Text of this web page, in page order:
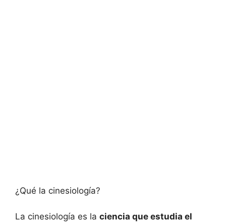
¿Qué la cinesiología?
La cinesiología es la ciencia que estudia el